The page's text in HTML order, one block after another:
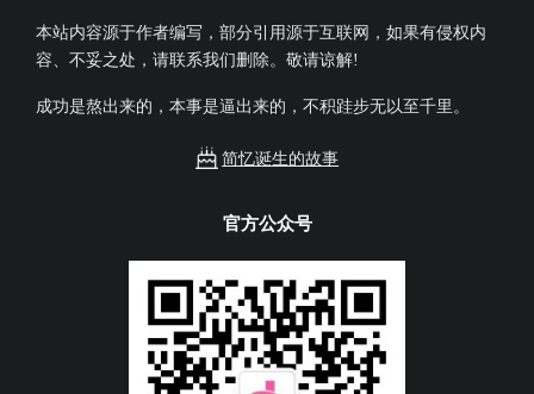
本站内容源于作者编写，部分引用源于互联网，如果有侵权内
容、不妥之处，请联系我们删除。敬请谅解!
成功是熬出来的，本事是逼出来的，不积跬步无以至千里。
简忆诞生的故事
官方公众号